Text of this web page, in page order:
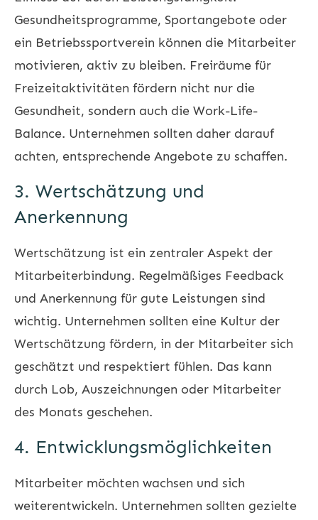
Gesundheitsprogramme, Sportangebote oder
ein Betriebssportverein können die Mitarbeiter
motivieren, aktiv zu bleiben. Freiräume für
Freizeitaktivitäten fördern nicht nur die
Gesundheit, sondern auch die Work-Life-
Balance. Unternehmen sollten daher darauf
achten, entsprechende Angebote zu schaffen.
3. Wertschätzung und
Anerkennung
Wertschätzung ist ein zentraler Aspekt der
Mitarbeiterbindung. Regelmäßiges Feedback
und Anerkennung für gute Leistungen sind
wichtig. Unternehmen sollten eine Kultur der
Wertschätzung fördern, in der Mitarbeiter sich
geschätzt und respektiert fühlen. Das kann
durch Lob, Auszeichnungen oder Mitarbeiter
des Monats geschehen.
4. Entwicklungsmöglichkeiten
Mitarbeiter möchten wachsen und sich
weiterentwickeln. Unternehmen sollten gezielte